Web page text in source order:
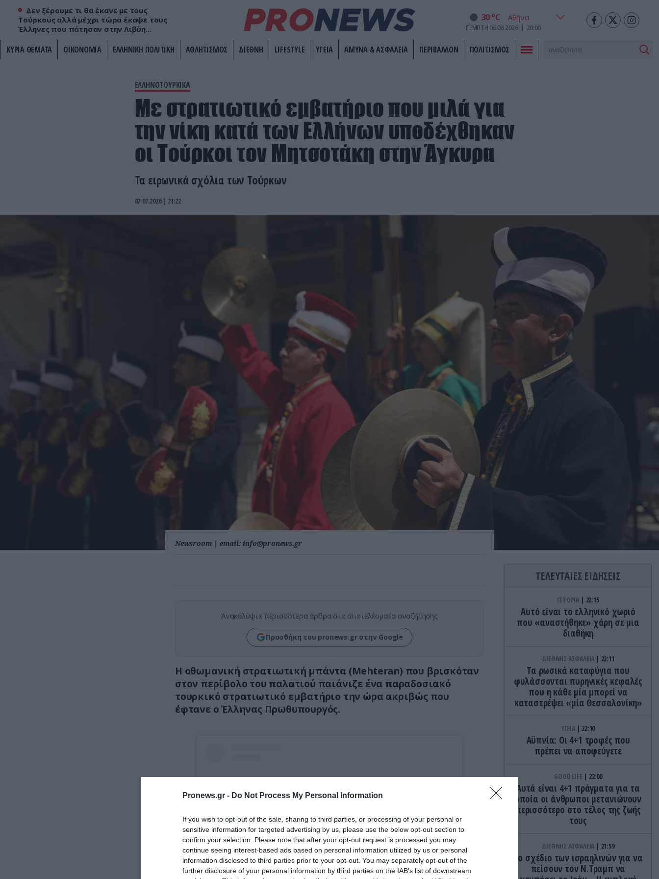
Pronews.gr - Do Not Process My Personal Information
If you wish to opt-out of the sale, sharing to third parties, or processing of your personal or
sensitive information for targeted advertising by us, please use the below opt-out section to
confirm your selection. Please note that after your opt-out request is processed you may
continue seeing interest-based ads based on personal information utilized by us or personal
information disclosed to third parties prior to your opt-out. You may separately opt-out of the
further disclosure of your personal information by third parties on the IAB’s list of downstream
Δεν ξέρουμε τι θα έκανε με τους
Τούρκους αλλά μέχρι τώρα έκαψε τους
Έλληνες που πάτησαν στην Λιβύη...
30 oC
ΠΕΜΠΤΗ 06 08 2026 20:00
ΚΥΡΙΑ ΘΕΜΑΤΑ ΟΙΚΟΝΟΜΙΑ ΕΛΛΗΝΙΚΗ ΠΟΛΙΤΙΚΗ ΑΘΛΗΤΙΣΜΟΣ ΔΙΕΘΝΗ LIFESTYLE ΥΓΕΙΑ ΑΜΥΝΑ & ΑΣΦΑΛΕΙΑ ΠΕΡΙΒΑΛΛΟΝ ΠΟΛΙΤΙΣΜΟΣ
ΕΛΛΗΝΟΤΟΥΡΚΙΚΑ
Με στρατιωτικό εμβατήριο που μιλά για
την νίκη κατά των Ελλήνων υποδέχθηκαν
οι Τούρκοι τον Μητσοτάκη στην Άγκυρα
Τα ειρωνικά σχόλια των Τούρκων
07.07.2026 | 21:22
Newsroom | email: info@pronews.gr
Ανακαλύψτε περισσότερα άρθρα στα αποτελέσματα αναζήτησης
Προσθήκη του pronews.gr στην Google
Η οθωμανική στρατιωτική μπάντα (Mehteran) που βρισκόταν
στον περίβολο του παλατιού παιάνιζε ένα παραδοσιακό
τουρκικό στρατιωτικό εμβατήριο την ώρα ακριβώς που
έφτανε ο Έλληνας Πρωθυπουργός.
ΤΕΛΕΥΤΑΙΕΣ ΕΙΔΗΣΕΙΣ
ΙΣΤΟΡΙΑ 22:15
Αυτό είναι το ελληνικό χωριό
που «αναστήθηκε» χάρη σε μια
διαθήκη
ΔΙΕΘΝΗΣ ΑΣΦΑΛΕΙΑ 22:11
Τα ρωσικά καταφύγια που
φυλάσσονται πυρηνικές κεφαλές
που η κάθε μία μπορεί να
καταστρέψει «μία Θεσσαλονίκη»
ΥΓΕΙΑ 22:10
Αϋπνία: Οι 4+1 τροφές που
πρέπει να αποφεύγετε
GOOD LIFE 22:00
Αυτά είναι 4+1 πράγματα για τα
οποία οι άνθρωποι μετανιώνουν
περισσότερο στο τέλος της ζωής
τους
ΔΙΕΘΝΗΣ ΑΣΦΑΛΕΙΑ 21:59
Το σχέδιο των ισραηλινών για να
πείσουν τον Ν.Τραμπ να